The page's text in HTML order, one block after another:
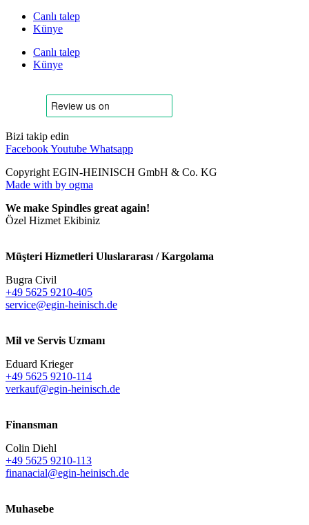
Canlı talep
Künye
Canlı talep
Künye
Bizi takip edin
FacebookYoutube Whatsapp
Copyright EGIN-HEINISCH GmbH & Co. KG
Made with by ogma
We make Spindles great again!
Özel Hizmet Ekibiniz
Müşteri Hizmetleri Uluslararası / Kargolama
Bugra Civil
+49 5625 9210-405
service@egin-heinisch.de
Mil ve Servis Uzmanı
Eduard Krieger
+49 5625 9210-114
verkauf@egin-heinisch.de
Finansman
Colin Diehl
+49 5625 9210-113
finanacial@egin-heinisch.de
Muhasebe